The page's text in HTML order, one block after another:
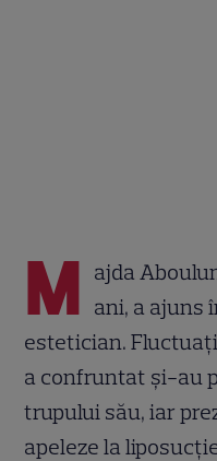
M ajda
ani, a ajuns
estetician.
a confruntat și-au
trupului său, iar
apeleze la